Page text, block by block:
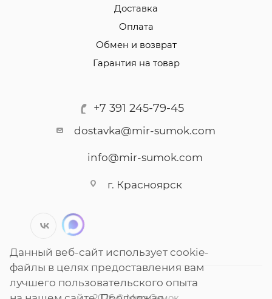
Доставка
Оплата
Обмен и возврат
Гарантия на товар
+7 391 245-79-45
dostavka@mir-sumok.com
info@mir-sumok.com
г. Красноярск
Данный веб-сайт использует cookie-
файлы в целях предоставления вам
лучшего пользовательского опыта